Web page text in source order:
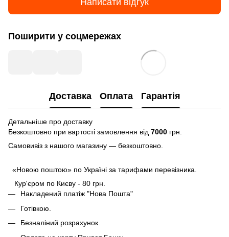
Поширити у соцмережах
Доставка Оплата Гарантія
Детальніше про доставку
Безкоштовно при вартості замовлення від 7000 грн.
Самовивіз з нашого магазину — безкоштовно.
«Новою поштою» по Україні за тарифами перевізника.
Кур'єром по Києву - 80 грн.
Накладений платіж "Нова Пошта"
Готівкою.
Безналіний розрахунок.